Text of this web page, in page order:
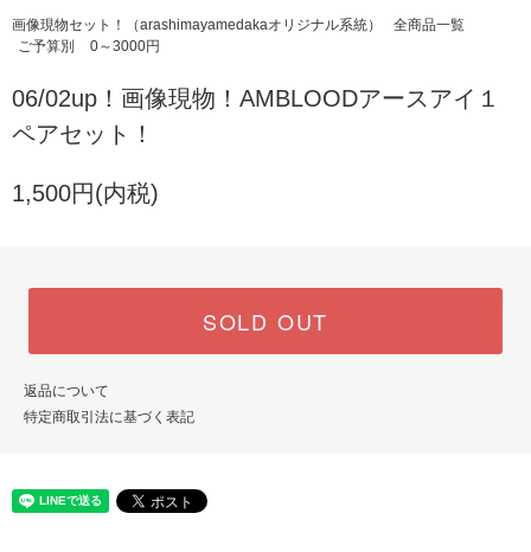
画像現物セット！（arashimayamedakaオリジナル系統）
全商品一覧
ご予算別
0～3000円
06/02up！画像現物！AMBLOODアースアイ１
ペアセット！
1,500円(内税)
SOLD OUT
返品について
特定商取引法に基づく表記